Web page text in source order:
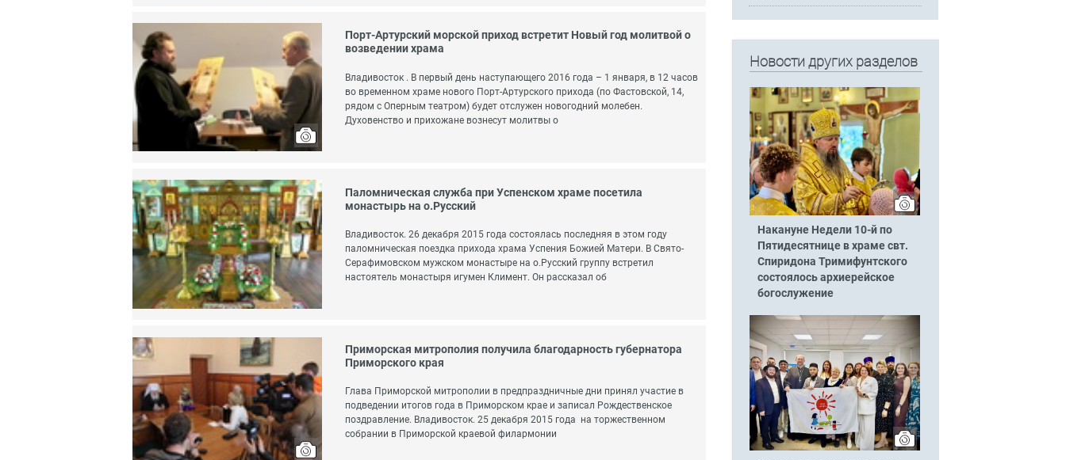
Порт-Артурский морской приход встретит Новый год молитвой о
возведении храма
Владивосток . В первый день наступающего 2016 года – 1 января, в 12 часов
во временном храме нового Порт-Артурского прихода (по Фастовской, 14,
рядом с Оперным театром) будет отслужен новогодний молебен.
Духовенство и прихожане вознесут молитвы о
Паломническая служба при Успенском храме посетила
монастырь на о.Русский
Владивосток. 26 декабря 2015 года состоялась последняя в этом году
паломническая поездка прихода храма Успения Божией Матери. В Свято-
Серафимовском мужском монастыре на о.Русский группу встретил
настоятель монастыря игумен Климент. Он рассказал об
Приморская митрополия получила благодарность губернатора
Приморского края
Глава Приморской митрополии в предпраздничные дни принял участие в
подведении итогов года в Приморском крае и записал Рождественское
поздравление. Владивосток. 25 декабря 2015 года на торжественном
собрании в Приморской краевой филармонии
Новости других разделов
Накануне Недели 10-й по
Пятидесятнице в храме свт.
Спиридона Тримифунтского
состоялось архиерейское
богослужение